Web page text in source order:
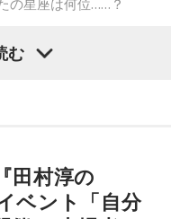
一つのプレーの重みが
む
田村淳の
ベント「自分